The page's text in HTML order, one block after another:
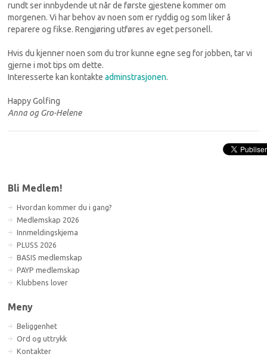
rundt ser innbydende ut når de første gjestene kommer om
morgenen. Vi har behov av noen som er ryddig og som liker å
reparere og fikse. Rengjøring utføres av eget personell.
Hvis du kjenner noen som du tror kunne egne seg for jobben, tar vi
gjerne i mot tips om dette.
Interesserte kan kontakteadminstrasjonen.
Happy Golfing
Anna og Gro-Helene
Bli Medlem!
Hvordan kommer du i gang?
Medlemskap 2026
Innmeldingskjema
PLUSS 2026
BASIS medlemskap
PAYP medlemskap
Klubbens lover
Meny
Beliggenhet
Ord og uttrykk
Kontakter